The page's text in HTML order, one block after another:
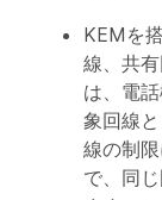
KEMを
線、共
は、電
象回線
線の制
で、同